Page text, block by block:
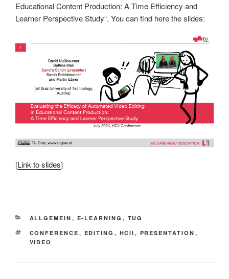
Educational Content Production: A Time Efficiency and
Learner Perspective Study“. You can find here the slides:
[Link to slides]
KATEGORIEN
ALLGEMEIN , E-LEARNING , TUG
SCHLAGWÖRTER
CONFERENCE , EDITING , HCII , PRESENTATION ,
VIDEO